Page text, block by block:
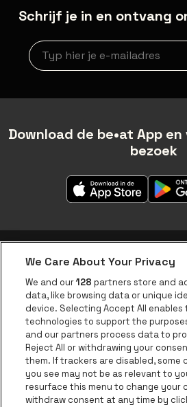
Schrijf je in en ontvang
Nieuwsbrief aanmelding
Download de be•at App
bezoek
be•at
be•at
be•at
Groepen
Contact
We Care About Your Privacy
We and our128 partners store and
data, like browsing data or unique
device. Selecting Accept All enables
technologies to support the
and our partners process data to
Reject All or withdrawing your
them. If trackers are disabled, some
you see may not be as relevant to
resurface this menu to change your
withdraw consent at any time by